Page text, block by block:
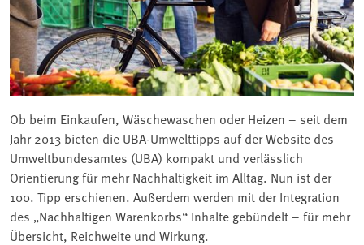
Ob beim Einkaufen, Wäschewaschen oder Heizen – seit dem
Jahr 2013 bieten die UBA-Umwelttipps auf der Website des
Umweltbundesamtes (UBA) kompakt und verlässlich
Orientierung für mehr Nachhaltigkeit im Alltag. Nun ist der
100. Tipp erschienen. Außerdem werden mit der Integration
des „Nachhaltigen Warenkorbs“ Inhalte gebündelt – für mehr
Übersicht, Reichweite und Wirkung.